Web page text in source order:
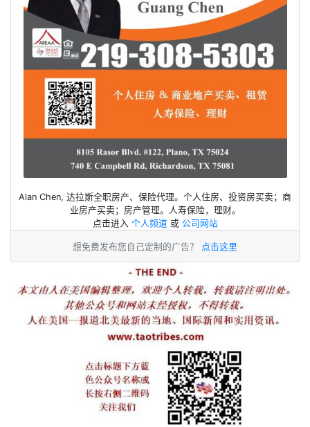
Alan Chen, 达拉斯全职房产、保险代理。个人住房、投资房买卖；商
业房产买卖；房产管理。人寿保险，理财。
点击进入 个人频道 或 公司网站
想免费发布您自己定制的广告？ 点击这里